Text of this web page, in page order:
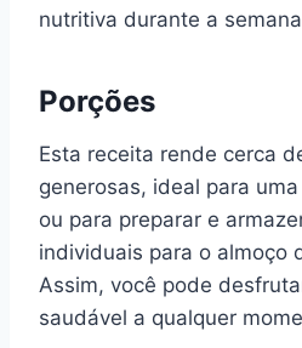
nutritiva durante a
Porções
Esta receita rende cerca
generosas, ideal para
ou para preparar e
individuais para o almoço
Assim, você pode
saudável a qualquer